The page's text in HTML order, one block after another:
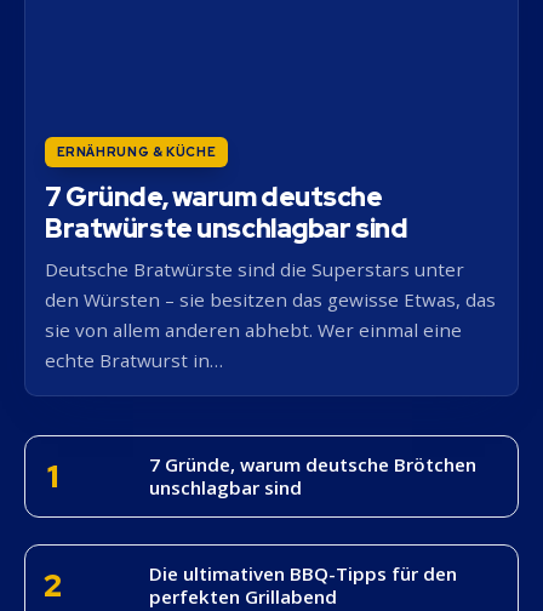
ERNÄHRUNG & KÜCHE
7 Gründe, warum deutsche
Bratwürste unschlagbar sind
Deutsche Bratwürste sind die Superstars unter
den Würsten – sie besitzen das gewisse Etwas, das
sie von allem anderen abhebt. Wer einmal eine
echte Bratwurst in…
1
7 Gründe, warum deutsche Brötchen
unschlagbar sind
2
Die ultimativen BBQ-Tipps für den
perfekten Grillabend